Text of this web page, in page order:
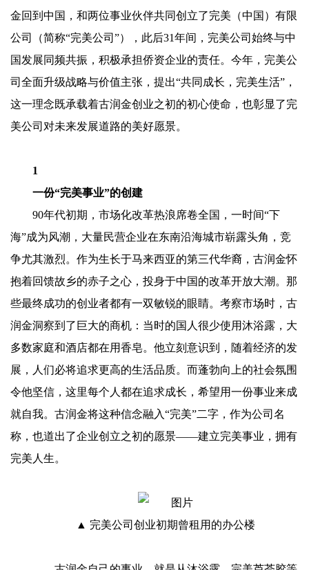
金回到中国，和两位事业伙伴共同创立了完美（中国）有限
公司（简称“完美公司”），此后31年间，完美公司始终与中
国发展同频共振，积极承担侨资企业的责任。今年，完美公
司全面升级战略与价值主张，提出“共同成长，完美生活”，
这一理念既承载着古润金创业之初的初心使命，也彰显了完
美公司对未来发展道路的美好愿景。
1
一份“完美事业”的创建
90年代初期，市场化改革热浪席卷全国，一时间“下
海”成为风潮，大量民营企业在东南沿海城市崭露头角，竞
争尤其激烈。作为生长于马来西亚的第三代华裔，古润金怀
抱着回馈故乡的赤子之心，投身于中国的改革开放大潮。那
些最终成功的创业者都有一双敏锐的眼睛。考察市场时，古
润金洞察到了巨大的商机：当时的国人很少使用沐浴露，大
多数家庭和酒店都在用香皂。他立刻意识到，随着经济的发
展，人们必将追求更高的生活品质。而蓬勃向上的社会氛围
令他坚信，这里每个人都在追求成长，希望用一份事业来成
就自我。古润金将这种信念融入“完美”二字，作为公司名
称，也道出了企业创立之初的愿景——建立完美事业，拥有
完美人生。
▲ 完美公司创业初期曾租用的办公楼